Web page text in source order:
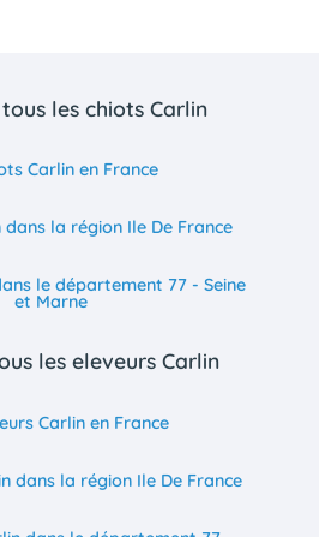
les chiots Carlin
Carlin en France
dans la région Ile De France
le département 77 - Seine
et Marne
les eleveurs Carlin
Carlin en France
dans la région Ile De France